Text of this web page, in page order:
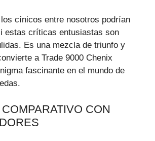
cínicos entre nosotros podrían
estas críticas entusiastas son
Es una mezcla de triunfo y
a Trade 9000 Chenix
fascinante en el mundo de
CON